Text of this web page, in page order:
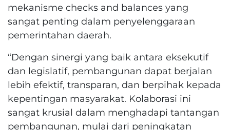
mekanisme checks and balances yang
sangat penting dalam penyelenggaraan
pemerintahan daerah.
“Dengan sinergi yang baik antara eksekutif
dan legislatif, pembangunan dapat berjalan
lebih efektif, transparan, dan berpihak kepada
kepentingan masyarakat. Kolaborasi ini
sangat krusial dalam menghadapi tantangan
pembangunan, mulai dari peningkatan